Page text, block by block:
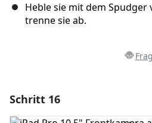
Heble sie mit dem
trenne sie ab.
Schritt 16